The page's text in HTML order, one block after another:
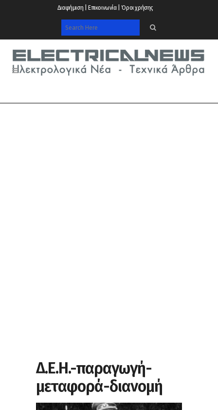
Διαφήμιση | Επικοινωνία | Όροι χρήσης
Δ.Ε.Η.-παραγωγή-
μεταφορά-διανομή